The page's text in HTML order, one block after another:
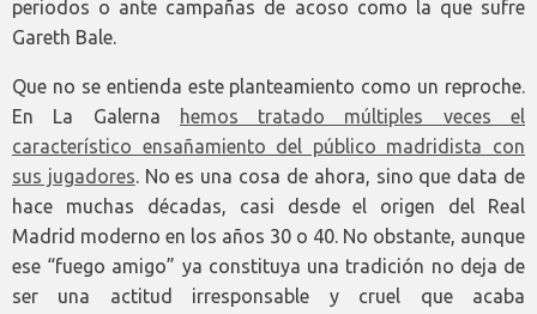
periodos o ante campañas de acoso como la que sufre
Gareth Bale.
Que no se entienda este planteamiento como un reproche.
En La Galerna
hemos tratado múltiples veces el
característico ensañamiento del público madridista con
sus jugadores. No es una cosa de ahora, sino que data de
hace muchas décadas, casi desde el origen del Real
Madrid moderno en los años 30 o 40. No obstante, aunque
ese “fuego amigo” ya constituya una tradición no deja de
ser una actitud irresponsable y cruel que acaba